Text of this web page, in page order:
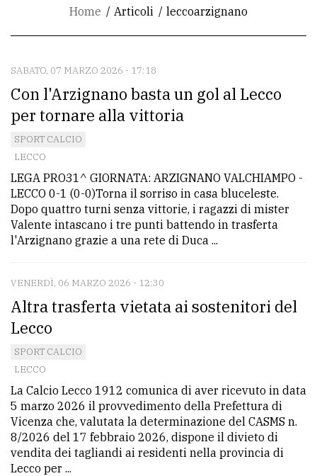
CONTATTI
La
redazione
Scrivici
Per
tua
pubblicità
Cerca
per
comune
Ricerca
avanzata
LE
ALTRE
TESTATE
Home Articoli leccoarzignano
SABATO, 07 MARZO 2026 - 17:18
Con l'Arzignano basta un gol al Lecco
per tornare alla vittoria
SPORT CALCIO
LECCO
LEGA PRO31^ GIORNATA: ARZIGNANO VALCHIAMPO -
LECCO 0-1 (0-0)Torna il sorriso in casa bluceleste.
Dopo quattro turni senza vittorie, i ragazzi di mister
Valente intascano i tre punti battendo in trasferta
l'Arzignano grazie a una rete di Duca ...
VENERDÌ, 06 MARZO 2026 - 12:30
Altra trasferta vietata ai sostenitori del
Lecco
SPORT CALCIO
LECCO
La Calcio Lecco 1912 comunica di aver ricevuto in data
5 marzo 2026 il provvedimento della Prefettura di
Vicenza che, valutata la determinazione del CASMS n.
8/2026 del 17 febbraio 2026, dispone il divieto di
vendita dei tagliandi ai residenti nella provincia di
Lecco per ...